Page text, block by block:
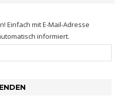
Einfach mit E-Mail-Adresse
informiert.